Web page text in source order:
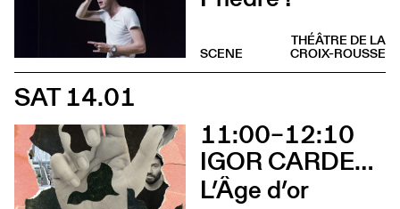
THÉÂTRE DE LA
CROIX-ROUSSE
SCENE
SAT 14.01
11:00–12:10
IGOR CARDELLINI & TOMAS GONZALEZ
L’Âge d’or